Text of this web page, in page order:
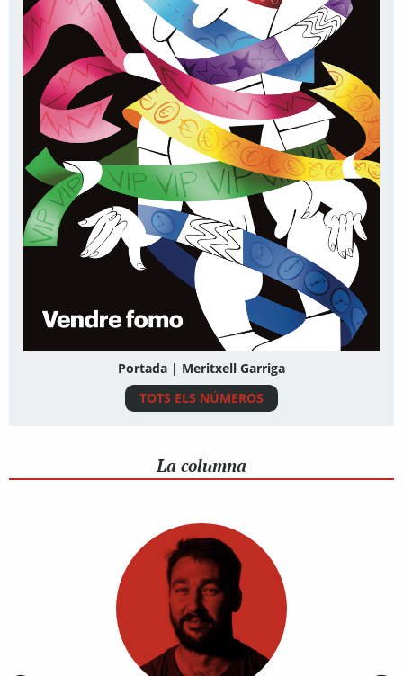
Portada | Meritxell Garriga
TOTS ELS NÚMEROS
La columna